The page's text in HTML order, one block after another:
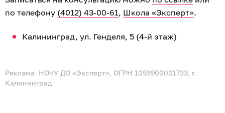
по телефону (4012) 43-00-61, Школа «Эксперт».
Калининград, ул. Генделя, 5 (4-й этаж)
Реклама. НОЧУ ДО «Эксперт», ОГРН 1093900001733, г.
Калининград